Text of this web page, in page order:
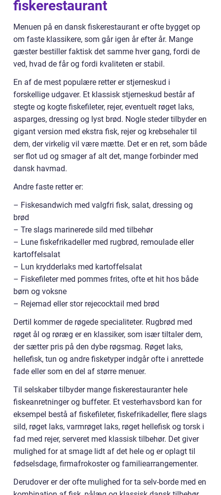
fiskerestaurant
Menuen på en dansk fiskerestaurant er ofte bygget op
om faste klassikere, som går igen år efter år. Mange
gæster bestiller faktisk det samme hver gang, fordi de
ved, hvad de får og fordi kvaliteten er stabil.
En af de mest populære retter er stjerneskud i
forskellige udgaver. Et klassisk stjerneskud består af
stegte og kogte fiskefileter, rejer, eventuelt røget laks,
asparges, dressing og lyst brød. Nogle steder tilbyder en
gigant version med ekstra fisk, rejer og krebsehaler til
dem, der virkelig vil være mætte. Det er en ret, som både
ser flot ud og smager af alt det, mange forbinder med
dansk havmad.
Andre faste retter er:
– Fiskesandwich med valgfri fisk, salat, dressing og
brød
– Tre slags marinerede sild med tilbehør
– Lune fiskefrikadeller med rugbrød, remoulade eller
kartoffelsalat
– Lun krydderlaks med kartoffelsalat
– Fiskefileter med pommes frites, ofte et hit hos både
børn og voksne
– Rejemad eller stor rejecocktail med brød
Dertil kommer de røgede specialiteter. Rugbrød med
røget ål og røræg er en klassiker, som især tiltaler dem,
der sætter pris på den dybe røgsmag. Røget laks,
hellefisk, tun og andre fisketyper indgår ofte i anrettede
fade eller som en del af større menuer.
Til selskaber tilbyder mange fiskerestauranter hele
fiskeanretninger og buffeter. Et vesterhavsbord kan for
eksempel bestå af fiskefileter, fiskefrikadeller, flere slags
sild, røget laks, varmrøget laks, røget hellefisk og torsk i
fad med rejer, serveret med klassisk tilbehør. Det giver
mulighed for at smage lidt af det hele og er oplagt til
fødselsdage, firmafrokoster og familiearrangementer.
Derudover er der ofte mulighed for ta selv-borde med en